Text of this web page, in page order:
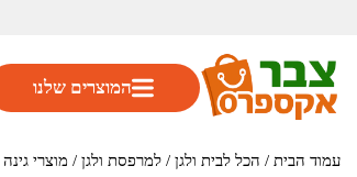
המוצרים שלנו
עמוד הבית / הכל לבית ולגן / למרפסת ולגן / מוצרי גינה